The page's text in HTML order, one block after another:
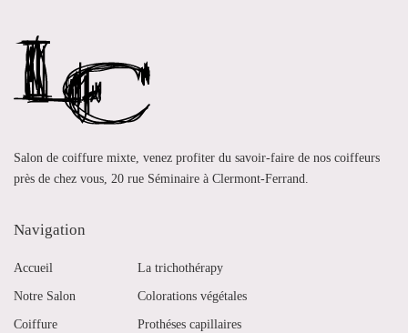
Salon de coiffure mixte, venez profiter du savoir-faire de nos coiffeurs
près de chez vous, 20 rue Séminaire à Clermont-Ferrand.
Navigation
Accueil
Notre Salon
Coiffure
La trichothérapy
Colorations végétales
Prothéses capillaires